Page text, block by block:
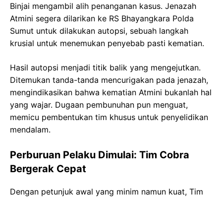
Binjai mengambil alih penanganan kasus. Jenazah
Atmini segera dilarikan ke RS Bhayangkara Polda
Sumut untuk dilakukan autopsi, sebuah langkah
krusial untuk menemukan penyebab pasti kematian.
Hasil autopsi menjadi titik balik yang mengejutkan.
Ditemukan tanda-tanda mencurigakan pada jenazah,
mengindikasikan bahwa kematian Atmini bukanlah hal
yang wajar. Dugaan pembunuhan pun menguat,
memicu pembentukan tim khusus untuk penyelidikan
mendalam.
Perburuan Pelaku Dimulai: Tim Cobra
Bergerak Cepat
Dengan petunjuk awal yang minim namun kuat, Tim